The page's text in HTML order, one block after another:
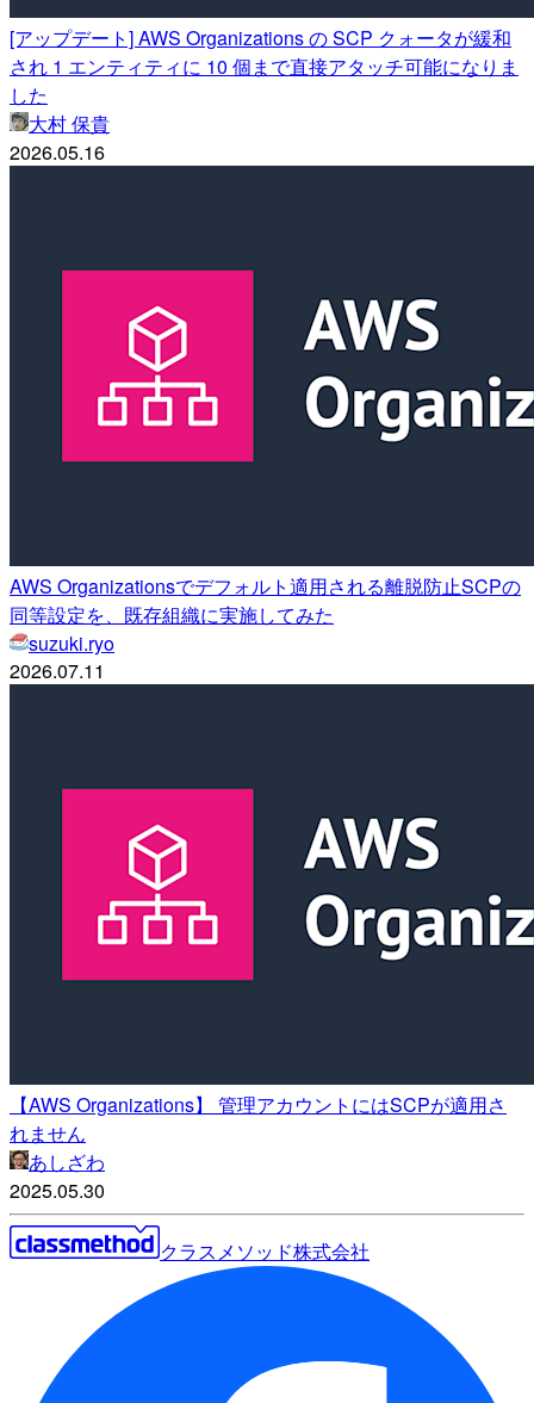
[アップデート] AWS Organizations の SCP クォータが緩和
され 1 エンティティに 10 個まで直接アタッチ可能になりま
した
大村 保貴
2026.05.16
AWS Organizationsでデフォルト適用される離脱防止SCPの
同等設定を、既存組織に実施してみた
suzuki.ryo
2026.07.11
【AWS Organizations】 管理アカウントにはSCPが適用さ
れません
あしざわ
2025.05.30
クラスメソッド株式会社